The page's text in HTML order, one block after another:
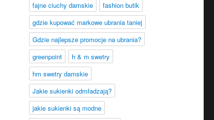
fajne ciuchy damskie
fashion butik
gdzie kupować markowe ubrania taniej
Gdzie najlepsze promocje na ubrania?
greenpoint
h & m swetry
hm swetry damskie
Jakie sukienki odmładzają?
jakie sukienki są modne